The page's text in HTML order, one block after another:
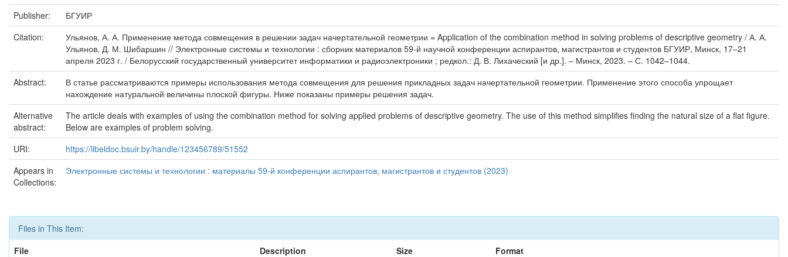
Publisher:
БГУИР
Citation:
Ульянов, А. А. Применение метода совмещения в решении задач начертательной геометрии = Application of the combination method in solving problems of descriptive geometry / А. А.
Ульянов, Д. М. Шибаршин // Электронные системы и технологии : сборник материалов 59-й научной конференции аспирантов, магистрантов и студентов БГУИР, Минск, 17–21
апреля 2023 г. / Белорусский государственный университет информатики и радиоэлектроники ; редкол.: Д. В. Лихаческий [и др.]. – Минск, 2023. – С. 1042–1044.
Abstract:
В статье рассматриваются примеры использования метода совмещения для решения прикладных задач начертательной геометрии. Применение этого способа упрощает
нахождение натуральной величины плоской фигуры. Ниже показаны примеры решения задач.
Alternative
abstract:
The article deals with examples of using the combination method for solving applied problems of descriptive geometry. The use of this method simplifies finding the natural size of a flat figure.
Below are examples of problem solving.
URI:
https://libeldoc.bsuir.by/handle/123456789/51552
Appears in
Collections:
Электронные системы и технологии : материалы 59-й конференции аспирантов, магистрантов и студентов (2023)
Files in This Item:
File
Description Size Format